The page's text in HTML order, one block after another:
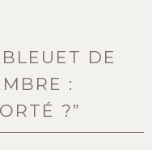
BLEUET DE
:
?”